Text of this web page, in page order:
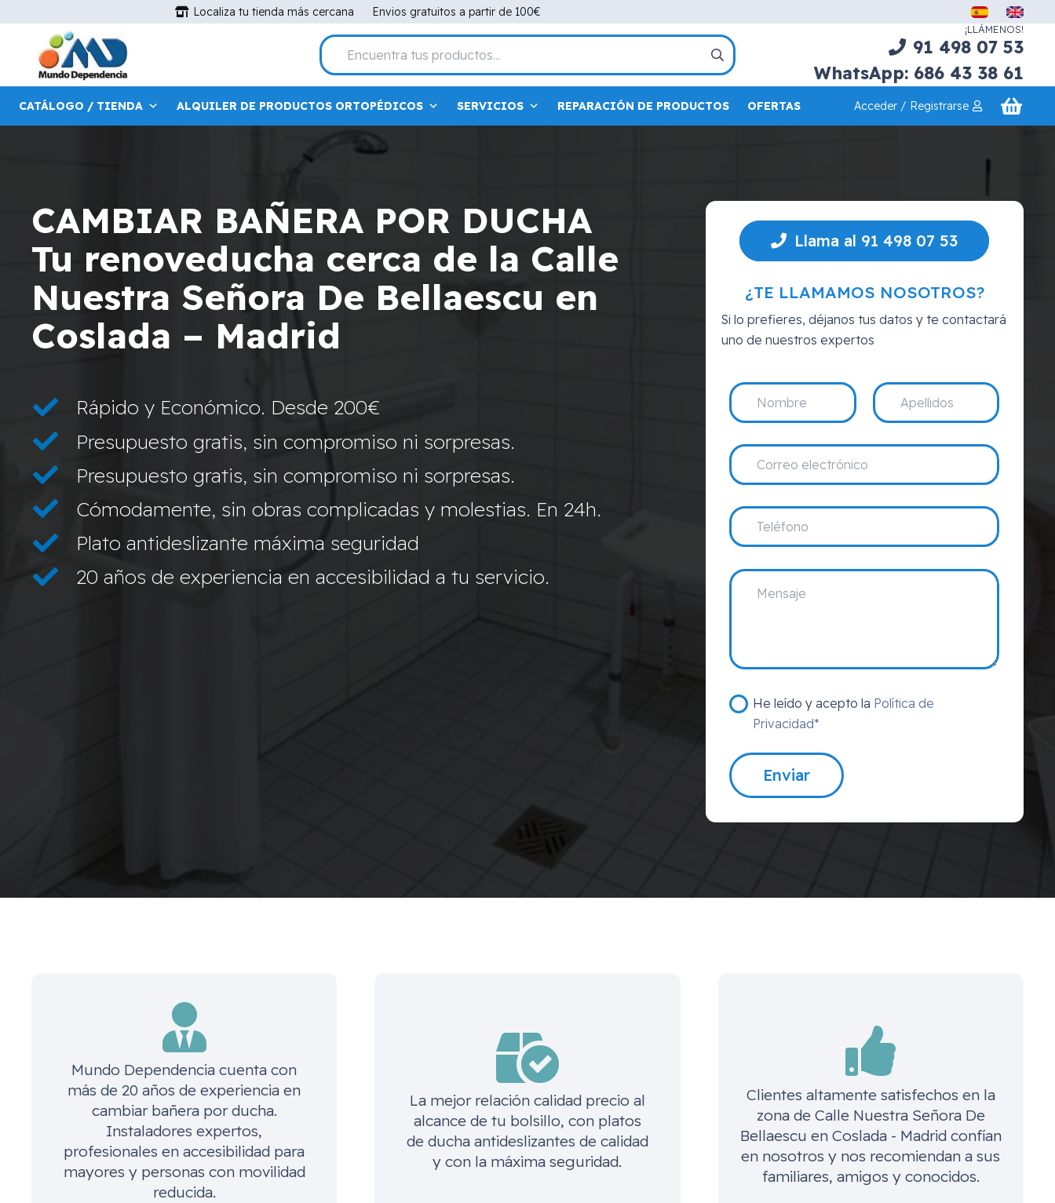
Localiza tu tienda más cercana Envios gratuitos a partir de 100€
¡LLÁMENOS!
91 498 07 53
WhatsApp: 686 43 38 61
CATÁLOGO / TIENDA ALQUILER DE PRODUCTOS ORTOPÉDICOS SERVICIOS REPARACIÓN DE PRODUCTOS OFERTAS Acceder / Registrarse
CAMBIAR BAÑERA POR DUCHA
Tu renoveducha cerca de la Calle
Nuestra Señora De Bellaescu en
Coslada – Madrid
Rápido y Económico. Desde 200€
Presupuesto gratis, sin compromiso ni sorpresas.
Presupuesto gratis, sin compromiso ni sorpresas.
Cómodamente, sin obras complicadas y molestias. En 24h.
Plato antideslizante máxima seguridad
20 años de experiencia en accesibilidad a tu servicio.
Llama al 91 498 07 53
¿TE LLAMAMOS NOSOTROS?
Si lo prefieres, déjanos tus datos y te contactará
uno de nuestros expertos
He leído y acepto la Política de
Privacidad*
Mundo Dependencia cuenta con
más de 20 años de experiencia en
cambiar bañera por ducha.
Instaladores expertos,
profesionales en accesibilidad para
mayores y personas con movilidad
reducida.
La mejor relación calidad precio al
alcance de tu bolsillo, con platos
de ducha antideslizantes de calidad
y con la máxima seguridad.
Clientes altamente satisfechos en la
zona de Calle Nuestra Señora De
Bellaescu en Coslada - Madridconfían
en nosotros y nos recomiendan a sus
familiares, amigos y conocidos.